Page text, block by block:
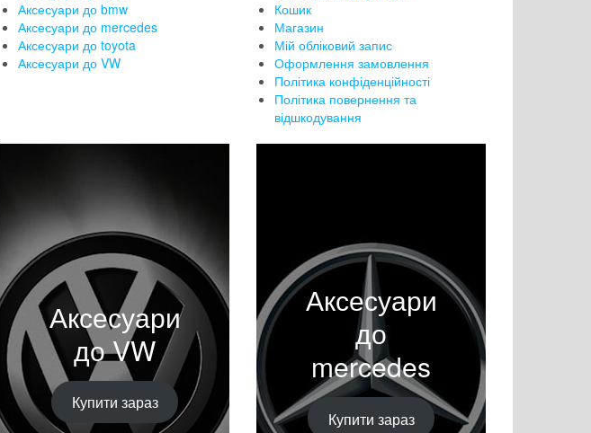
Аксесуари до bmw
Аксесуари до mercedes
Аксесуари до toyota
Аксесуари до VW
Кошик
Магазин
Мій обліковий запис
Оформлення замовлення
Політика конфіденційності
Політика повернення та
відшкодування
Аксесуари
до VW
Купити зараз
Аксесуари
до
mercedes
Купити зараз